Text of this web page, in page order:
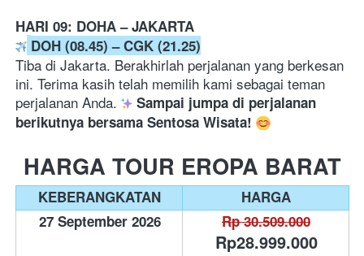
HARI 09: DOHA – JAKARTA
DOH (08.45) – CGK (21.25)
Tiba di Jakarta. Berakhirlah perjalanan yang berkesan
ini. Terima kasih telah memilih kami sebagai teman
perjalanan Anda.
Sampai jumpa di perjalanan
berikutnya bersama Sentosa Wisata!
HARGA TOUR EROPA BARAT
KEBERANGKATAN
HARGA
27 September 2026
Rp 30.509.000
Rp28.999.000